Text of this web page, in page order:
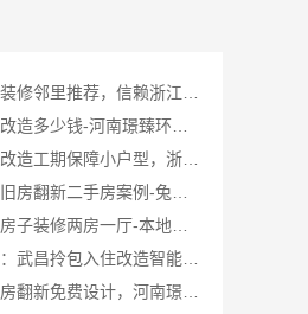
濮阳旧房改造多少钱-河南璟臻环保建材有限公司透明预算
老牌旧房改造工期保障小户型，浙江臻美新型建材有限公司高效完成
同城快装：武昌拎包入住改造智能家装省心
巩义二手房翻新免费设计，河南璟臻环保建材有限公司